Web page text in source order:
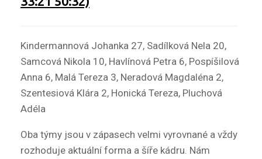
Kindermannová Johanka 27, Sadílková Nela 20,
Samcová Nikola 10, Havlínová Petra 6, Pospíšilová
Anna 6, Malá Tereza 3, Neradová Magdaléna 2,
Szentesiová Klára 2, Honická Tereza, Pluchová
Adéla
Oba týmy jsou v zápasech velmi vyrovnané a vždy
rozhoduje aktuální forma a šíře kádru. Nám